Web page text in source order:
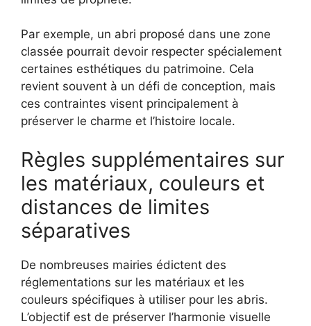
Par exemple, un abri proposé dans une zone
classée pourrait devoir respecter spécialement
certaines esthétiques du patrimoine. Cela
revient souvent à un défi de conception, mais
ces contraintes visent principalement à
préserver le charme et l’histoire locale.
Règles supplémentaires sur
les matériaux, couleurs et
distances de limites
séparatives
De nombreuses mairies édictent des
réglementations sur les matériaux et les
couleurs spécifiques à utiliser pour les abris.
L’objectif est de préserver l’harmonie visuelle